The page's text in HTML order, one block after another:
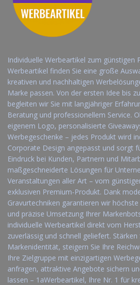
Individuelle Werbeartikel zum günstigen
Werbeartikel finden Sie eine große
kreativen und nachhaltigen
Marke passen. Von der ersten Idee bis
begleiten wir Sie mit langjähriger
Beratung und professionellem Service.
eigenem Logo, personalisierte
Werbegeschenke – jedes Produkt wird
Corporate Design angepasst und sorgt
Eindruck bei Kunden, Partnern und
maßgeschneiderte Lösungen für
Veranstaltungen aller Art – vom
exklusiven Premium-Produkt. Dank
Gravurtechniken garantieren wir
und präzise Umsetzung Ihrer
individuelle Werbeartikel direkt vom
zuverlässig und schnell geliefert. Stärken
Markenidentität, steigern Sie Ihre
Ihre Zielgruppe mit einzigartigen
anfragen, attraktive Angebote sichern
lassen – 1aWerbeartikel, Ihre Nr. 1 für